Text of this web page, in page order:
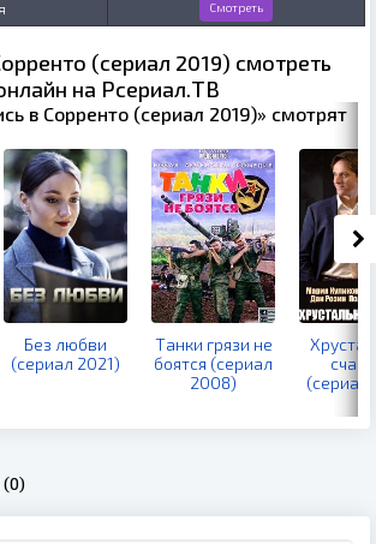
Смотреть
(сериал 2019) смотреть
на Рсериал.ТВ
в Сорренто (сериал 2019)» смотрят
Без любви
(сериал 2021)
Танки грязи не
боятся (сериал
2008)
(сериал